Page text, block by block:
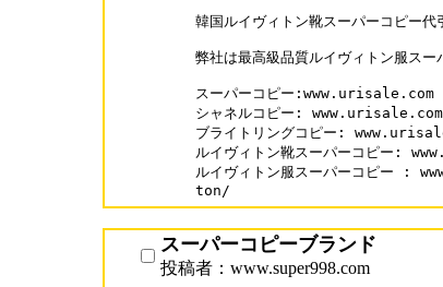
韓国ルイヴィトン靴スーパーコピー
弊社は最高級品質ルイヴィトン服スー
スーパーコピー:www.urisale.com
シャネルコピー:
ブライトリングコピー:
ルイヴィトン靴スーパーコピー:
ルイヴィトン服スーパーコピー
ton/
スーパーコピーブランド
投稿者：www.super998.com